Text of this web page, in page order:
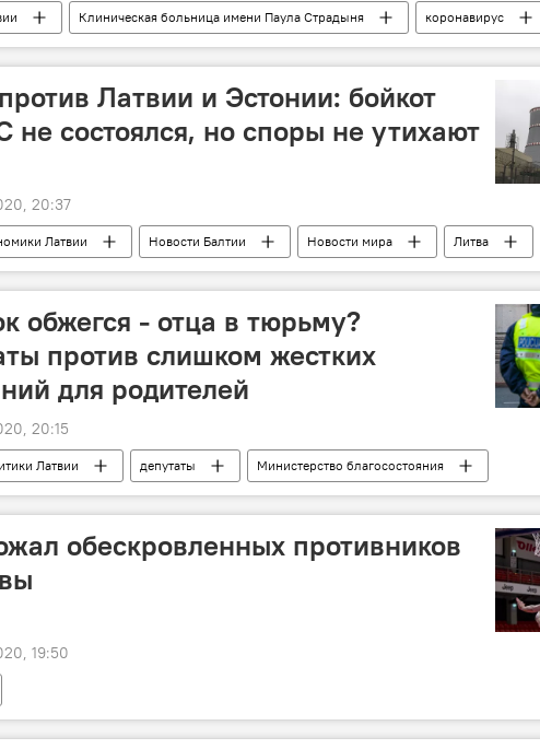
Клиническая больница имени Паула Страдыня коронавирус
Латвии и Эстонии: бойкот
не состоялся, но споры не утихают
20:37
Латвии Новости Балтии Новости мира
Литва
электроэнергия
обжегся - отца в тюрьму?
против слишком жестких
для родителей
20:15
Латвии депутаты Министерство благосостояния
обескровленных противников
19:50